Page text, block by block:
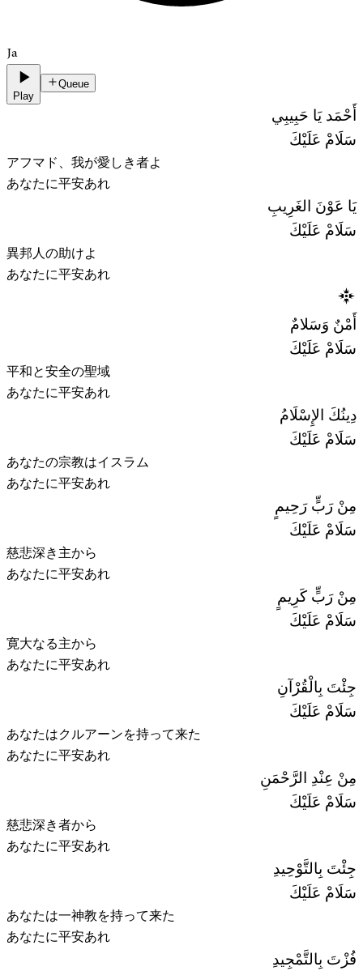
Ja
Play
Queue
أَحْمَد يَا حَبِيبِي
سَلَامْ عَلَيْكَ
アフマド、我が愛しき者よ
あなたに平安あれ
يَا عَوْنَ الغَرِيبِ
سَلَامْ عَلَيْكَ
異邦人の助けよ
あなたに平安あれ
أَمْنٌ وَسَلامٌ
سَلَامْ عَلَيْكَ
平和と安全の聖域
あなたに平安あれ
دِينُكَ الإِسْلَامُ
سَلَامْ عَلَيْكَ
あなたの宗教はイスラム
あなたに平安あれ
مِنْ رَبٍّ رَحِيمٍ
سَلَامْ عَلَيْكَ
慈悲深き主から
あなたに平安あれ
مِنْ رَبٍّ كَرِيمٍ
سَلَامْ عَلَيْكَ
寛大なる主から
あなたに平安あれ
جِئْتَ بِالْقُرْآنِ
سَلَامْ عَلَيْكَ
あなたはクルアーンを持って来た
あなたに平安あれ
مِنْ عِنْدِ الرَّحْمَنِ
سَلَامْ عَلَيْكَ
慈悲深き者から
あなたに平安あれ
جِئْتَ بِالتَّوْحِيدِ
سَلَامْ عَلَيْكَ
あなたは一神教を持って来た
あなたに平安あれ
فُزْتَ بِالتَّمْجِيدِ